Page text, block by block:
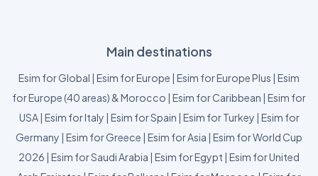
Main destinations
Esim for Global | Esim for Europe | Esim for Europe Plus | Esim
for Europe (40 areas) & Morocco | Esim for Caribbean | Esim for
USA| Esim for Italy | Esim for Spain | Esim for Turkey | Esim for
Germany | Esim for Greece | Esim for Asia | Esim for World Cup
2026 | Esim for Saudi Arabia | Esim for Egypt | Esim for United